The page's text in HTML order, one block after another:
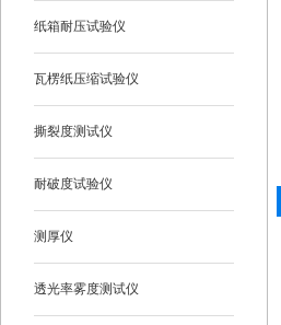
纸箱耐压试验仪
瓦楞纸压缩试验仪
撕裂度测试仪
耐破度试验仪
测厚仪
透光率雾度测试仪